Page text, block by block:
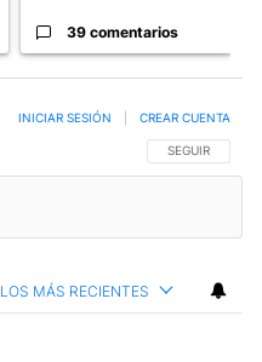
39 comentarios
SIGA ESTA
SEGUIR
INICIAR SESIÓN CREAR CUENTA
LOS MÁS RECIENTES